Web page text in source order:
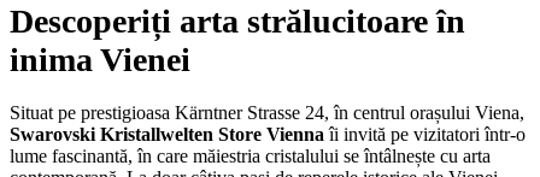
Descoperiți arta strălucitoare în
inima Vienei
Situat pe prestigioasa Kärntner Strasse 24, în centrul orașului Viena,
Swarovski Kristallwelten Store Viennaîi invită pe vizitatori într-o
lume fascinantă, în care măiestria cristalului se întâlnește cu arta